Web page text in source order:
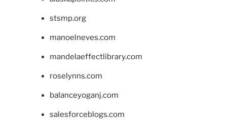
stsmp.org
manoelneves.com
mandelaeffectlibrary.com
roselynns.com
balanceyoganj.com
salesforceblogs.com